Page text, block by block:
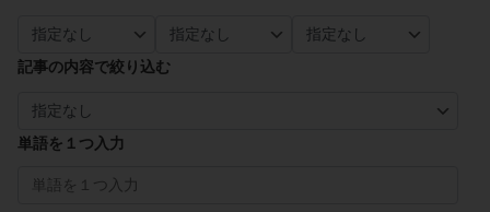
記事の内容で絞り込む
単語を１つ入力